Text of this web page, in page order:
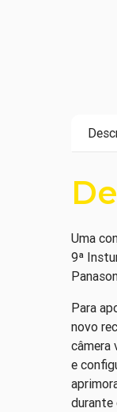
Uma
9ª
Para
novo
câmera
e
durante